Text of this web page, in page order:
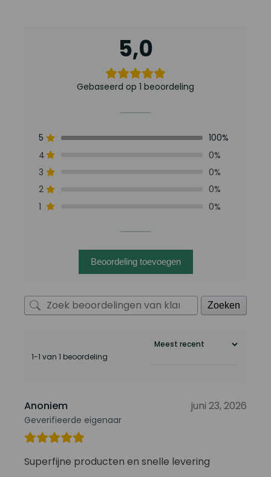
5,0
Gebaseerd op 1 beoordeling
5
100%
4
0%
3
0%
2
0%
1
0%
Beoordeling toevoegen
Zoeken
1-1 van 1 beoordeling
Anoniem
Geverifieerde eigenaar
juni 23, 2026
Superfijne producten en snelle levering